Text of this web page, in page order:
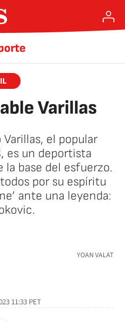
Varillas
Varillas, el popular
es un deportista
base del esfuerzo.
por su espíritu
ante una leyenda:
YOAN VALAT
11:33 PET